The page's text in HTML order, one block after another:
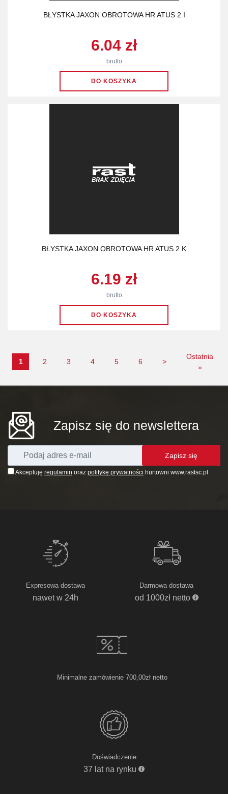
BŁYSTKA JAXON OBROTOWA HR ATUS 2 I
6.04 zł
brutto
BŁYSTKA JAXON OBROTOWA HR ATUS 2 K
6.19 zł
brutto
1 2 3 4 5 6 >
Ostatnia
»
Zapisz się do newslettera
Akceptuję regulamin oraz politykę prywatności hurtowni www.rastsc.pl
Zapisz się
Expresowa dostawa
nawet w 24h
Darmowa dostawa
od 1000zł netto
Minimalne zamówienie 700,00zł netto
Doświadczenie
37 lat na rynku